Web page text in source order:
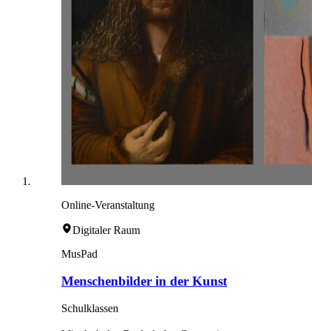
Online-Veranstaltung
Digitaler Raum
MusPad
Menschenbilder in der Kunst
Schulklassen